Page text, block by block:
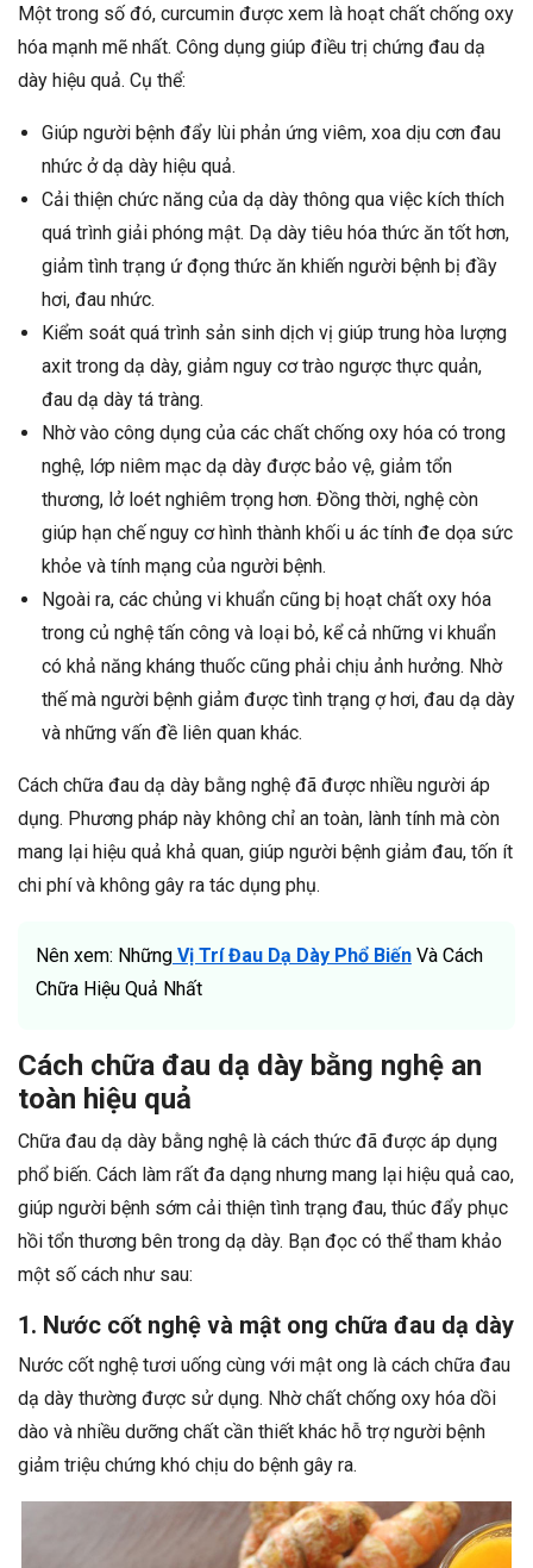
Một trong số đó, curcumin được xem là hoạt chất chống oxy
hóa mạnh mẽ nhất. Công dụng giúp điều trị chứng đau dạ
dày hiệu quả. Cụ thể:
Giúp người bệnh đẩy lùi phản ứng viêm, xoa dịu cơn đau
nhức ở dạ dày hiệu quả.
Cải thiện chức năng của dạ dày thông qua việc kích thích
quá trình giải phóng mật. Dạ dày tiêu hóa thức ăn tốt hơn,
giảm tình trạng ứ đọng thức ăn khiến người bệnh bị đầy
hơi, đau nhức.
Kiểm soát quá trình sản sinh dịch vị giúp trung hòa lượng
axit trong dạ dày, giảm nguy cơ trào ngược thực quản,
đau dạ dày tá tràng.
Nhờ vào công dụng của các chất chống oxy hóa có trong
nghệ, lớp niêm mạc dạ dày được bảo vệ, giảm tổn
thương, lở loét nghiêm trọng hơn. Đồng thời, nghệ còn
giúp hạn chế nguy cơ hình thành khối u ác tính đe dọa sức
khỏe và tính mạng của người bệnh.
Ngoài ra, các chủng vi khuẩn cũng bị hoạt chất oxy hóa
trong củ nghệ tấn công và loại bỏ, kể cả những vi khuẩn
có khả năng kháng thuốc cũng phải chịu ảnh hưởng. Nhờ
thế mà người bệnh giảm được tình trạng ợ hơi, đau dạ dày
và những vấn đề liên quan khác.
Cách chữa đau dạ dày bằng nghệ đã được nhiều người áp
dụng. Phương pháp này không chỉ an toàn, lành tính mà còn
mang lại hiệu quả khả quan, giúp người bệnh giảm đau, tốn ít
chi phí và không gây ra tác dụng phụ.
Nên xem: Những Vị Trí Đau Dạ Dày Phổ Biến Và Cách
Chữa Hiệu Quả Nhất
Cách chữa đau dạ dày bằng nghệ an
toàn hiệu quả
Chữa đau dạ dày bằng nghệ là cách thức đã được áp dụng
phổ biến. Cách làm rất đa dạng nhưng mang lại hiệu quả cao,
giúp người bệnh sớm cải thiện tình trạng đau, thúc đẩy phục
hồi tổn thương bên trong dạ dày. Bạn đọc có thể tham khảo
một số cách như sau:
1. Nước cốt nghệ và mật ong chữa đau dạ dày
Nước cốt nghệ tươi uống cùng với mật ong là cách chữa đau
dạ dày thường được sử dụng. Nhờ chất chống oxy hóa dồi
dào và nhiều dưỡng chất cần thiết khác hỗ trợ người bệnh
giảm triệu chứng khó chịu do bệnh gây ra.